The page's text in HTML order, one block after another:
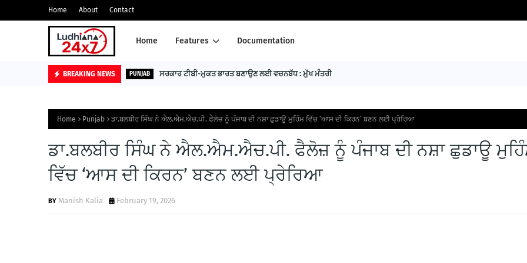
Home About Contact
Home Features Documentation
BREAKING NEWS PUNJAB ਸਰਕਾਰ ਟੀਬੀ-ਮੁਕਤ ਭਾਰਤ ਬਣਾਉਣ ਲਈ ਵਚਨਬੱਧ : ਮੁੱਖ ਮੰਤਰੀ
Home Punjab ਡਾ.ਬਲਬੀਰ ਸਿੰਘ ਨੇ ਐਲ.ਐਮ.ਐਚ.ਪੀ. ਫੈਲੋਜ਼ ਨੂੰ ਪੰਜਾਬ ਦੀ ਨਸ਼ਾ ਛੁਡਾਊ ਮੁਹਿੰਮ ਵਿੱਚ ‘ਆਸ ਦੀ ਕਿਰਨ’ ਬਣਨ ਲਈ ਪ੍ਰੇਰਿਆ
ਡਾ.ਬਲਬੀਰ ਸਿੰਘ ਨੇ ਐਲ.ਐਮ.ਐਚ.ਪੀ. ਫੈਲੋਜ਼ ਨੂੰ ਪੰਜਾਬ ਦੀ ਨਸ਼ਾ ਛੁਡਾਊ
ਵਿੱਚ ‘ਆਸ ਦੀ ਕਿਰਨ’ ਬਣਨ ਲਈ ਪ੍ਰੇਰਿਆ
Manish Kalia February 19, 2026